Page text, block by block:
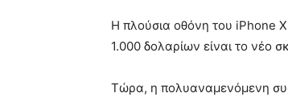
Η πλούσια οθόνη του iPhone
1.000 δολαρίων είναι το νέο
Τώρα, η πολυαναμενόμενη